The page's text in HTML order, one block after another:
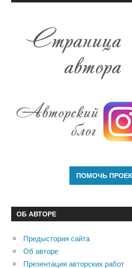
ОБ АВТОРЕ
Предыстория сайта
Об авторе
Презентация авторских работ